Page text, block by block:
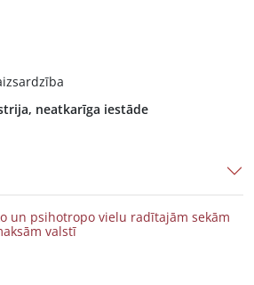
neatkarīga iestāde
un psihotropo vielu radītajām sekām
valstī